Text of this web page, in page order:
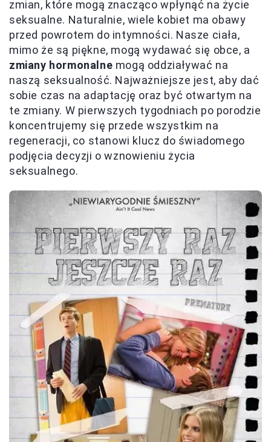
zmian, które mogą znacząco wpłynąć na życie
seksualne. Naturalnie, wiele kobiet ma obawy
przed powrotem do intymności. Nasze ciała,
mimo że są piękne, mogą wydawać się obce, a
zmiany hormonalne mogą oddziaływać na
naszą seksualność. Najważniejsze jest, aby dać
sobie czas na adaptację oraz być otwartym na
te zmiany. W pierwszych tygodniach po porodzie
koncentrujemy się przede wszystkim na
regeneracji, co stanowi klucz do świadomego
podjęcia decyzji o wznowieniu życia
seksualnego.